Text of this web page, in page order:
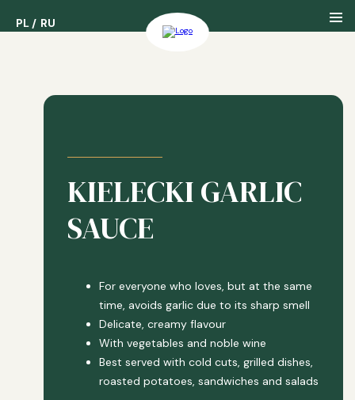
PL RU
PL RU
Our History
Our Awards
KIELECKI GARLIC
SAUCE
For everyone who loves, but at the same
time, avoids garlic due to its sharp smell
Delicate, creamy flavour
With vegetables and noble wine
Best served with cold cuts, grilled dishes,
roasted potatoes, sandwiches and salads